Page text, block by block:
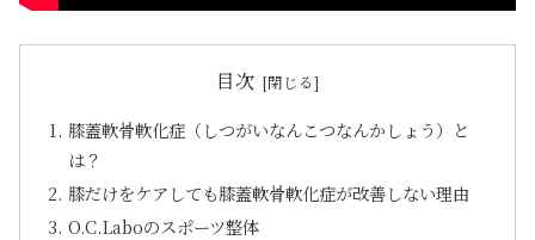
目次
膝蓋軟骨軟化症（しつがいなんこつなんかしょう）と
は？
膝だけをケアしても膝蓋軟骨軟化症が改善しない理由
O.C.Laboのスポーツ整体